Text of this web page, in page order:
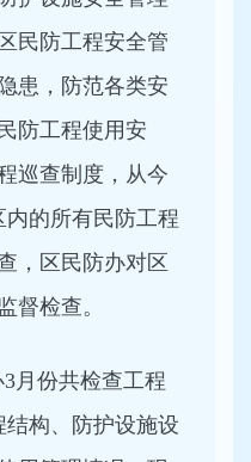
民防工程安全管
患，防范各类安
防工程使用安
巡查制度，从今
的所有民防工程
，区民防办对区
督检查。
月份共检查工程
结构、防护设施设